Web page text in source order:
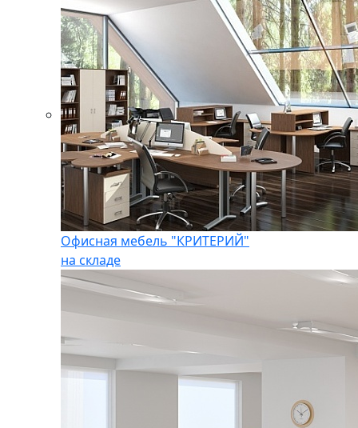
Офисная мебель "КРИТЕРИЙ"
на складе